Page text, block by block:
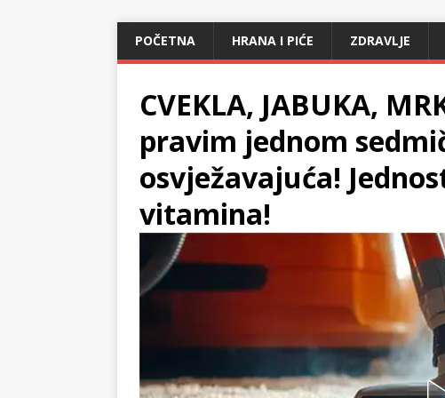
POČETNA HRANA I PIĆE ZDRAVLJE
CVEKLA, JABUKA,
pravim jednom
osvježavajuća!
vitamina!